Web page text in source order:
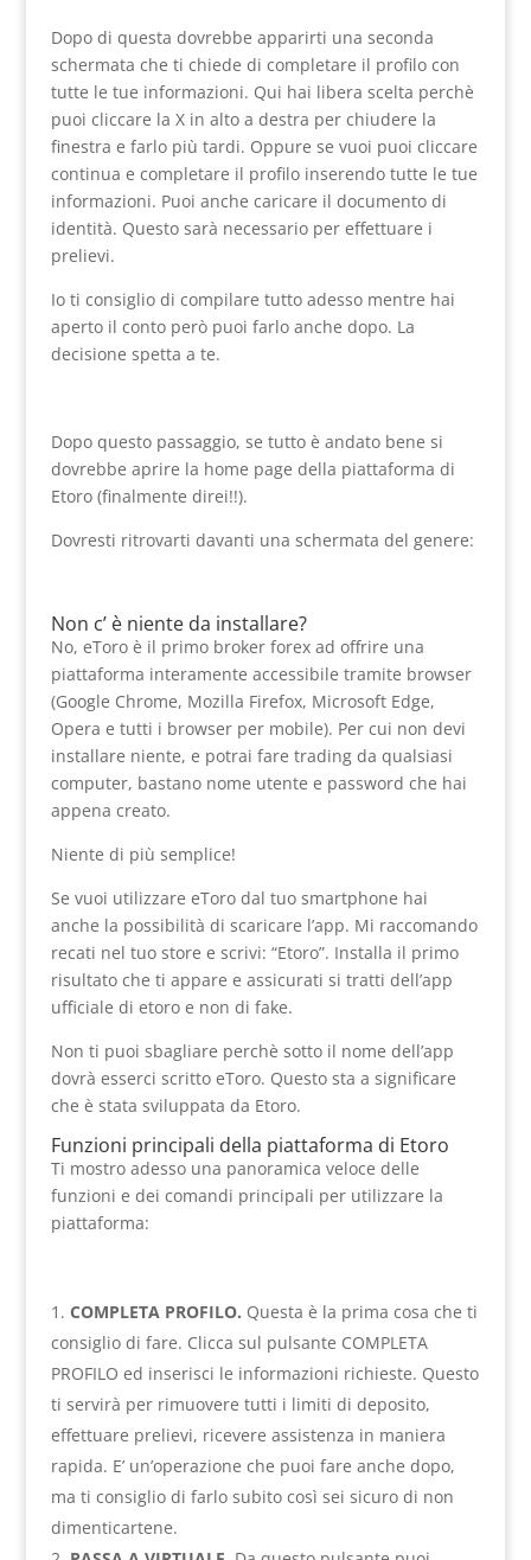
Dopo di questa dovrebbe apparirti una seconda
schermata che ti chiede di completare il profilo con
tutte le tue informazioni. Qui hai libera scelta perchè
puoi cliccare la X in alto a destra per chiudere la
finestra e farlo più tardi. Oppure se vuoi puoi cliccare
continua e completare il profilo inserendo tutte le tue
informazioni. Puoi anche caricare il documento di
identità. Questo sarà necessario per effettuare i
prelievi.
Io ti consiglio di compilare tutto adesso mentre hai
aperto il conto però puoi farlo anche dopo. La
decisione spetta a te.
Dopo questo passaggio, se tutto è andato bene si
dovrebbe aprire la home page della piattaforma di
Etoro (finalmente direi!!).
Dovresti ritrovarti davanti una schermata del genere:
Non c’ è niente da installare?
No, eToro è il primo broker forex ad offrire una
piattaforma interamente accessibile tramite browser
(Google Chrome, Mozilla Firefox, Microsoft Edge,
Opera e tutti i browser per mobile). Per cui non devi
installare niente, e potrai fare trading da qualsiasi
computer, bastano nome utente e password che hai
appena creato.
Niente di più semplice!
Se vuoi utilizzare eToro dal tuo smartphone hai
anche la possibilità di scaricare l’app. Mi raccomando
recati nel tuo store e scrivi: “Etoro”. Installa il primo
risultato che ti appare e assicurati si tratti dell’app
ufficiale di etoro e non di fake.
Non ti puoi sbagliare perchè sotto il nome dell’app
dovrà esserci scritto eToro. Questo sta a significare
che è stata sviluppata da Etoro.
Funzioni principali della piattaforma di Etoro
Ti mostro adesso una panoramica veloce delle
funzioni e dei comandi principali per utilizzare la
piattaforma:
COMPLETA PROFILO. Questa è la prima cosa che ti
consiglio di fare. Clicca sul pulsante COMPLETA
PROFILO ed inserisci le informazioni richieste. Questo
ti servirà per rimuovere tutti i limiti di deposito,
effettuare prelievi, ricevere assistenza in maniera
rapida. E’ un’operazione che puoi fare anche dopo,
ma ti consiglio di farlo subito così sei sicuro di non
dimenticartene.